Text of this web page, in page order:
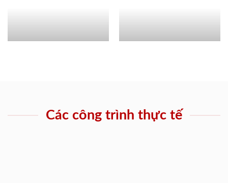
Các công trình thực tế